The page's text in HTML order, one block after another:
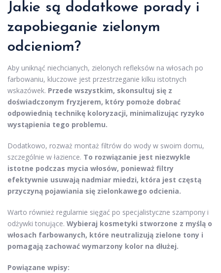
Jakie są dodatkowe porady i
zapobieganie zielonym
odcieniom?
Aby uniknąć niechcianych, zielonych refleksów na włosach po
farbowaniu, kluczowe jest przestrzeganie kilku istotnych
wskazówek. Przede wszystkim, skonsultuj się z
doświadczonym fryzjerem, który pomoże dobrać
odpowiednią technikę koloryzacji, minimalizując ryzyko
wystąpienia tego problemu.
Dodatkowo, rozważ montaż filtrów do wody w swoim domu,
szczególnie w łazience. To rozwiązanie jest niezwykle
istotne podczas mycia włosów, ponieważ filtry
efektywnie usuwają nadmiar miedzi, która jest częstą
przyczyną pojawiania się zielonkawego odcienia.
Warto również regularnie sięgać po specjalistyczne szampony i
odżywki tonujące. Wybieraj kosmetyki stworzone z myślą o
włosach farbowanych, które neutralizują zielone tony i
pomagają zachować wymarzony kolor na dłużej.
Powiązane wpisy: